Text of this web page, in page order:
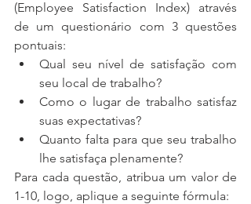
(Employee Satisfaction Index) através
de um questionário com 3 questões
pontuais:
Qual seu nível de satisfação com
seu local de trabalho?
Como o lugar de trabalho satisfaz
suas expectativas?
Quanto falta para que seu trabalho
lhe satisfaça plenamente?
Para cada questão, atribua um valor de
1-10, logo, aplique a seguinte fórmula: